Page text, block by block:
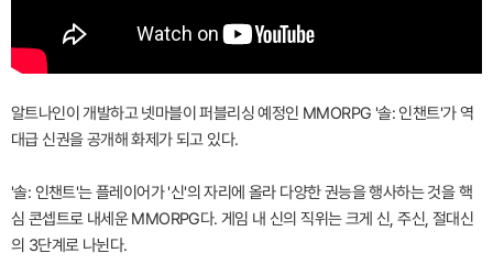
알트나인이 개발하고 넷마블이 퍼블리싱 예정인 MMORPG '솔: 인챈트'가 역
대급 신권을 공개해 화제가 되고 있다.
'솔: 인챈트'는 플레이어가 '신'의 자리에 올라 다양한 권능을 행사하는 것을 핵
심 콘셉트로 내세운 MMORPG다. 게임 내 신의 직위는 크게 신, 주신, 절대신
의 3단계로 나뉜다.